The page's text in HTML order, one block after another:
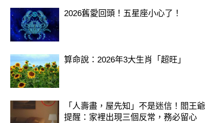
2026舊愛回頭！五星座小心了！
算命說：2026年3大生肖「超旺」
「人壽盡，屋先知」不是迷信！閻王爺
提醒：家裡出現三個反常，務必留心